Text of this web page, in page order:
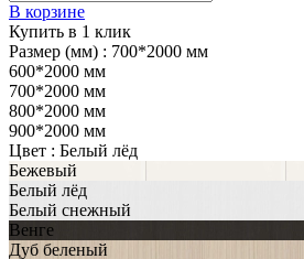
В корзине
Купить в 1 клик
Размер (мм) : 700*2000 мм
600*2000 мм
700*2000 мм
800*2000 мм
900*2000 мм
Цвет : Белый лёд
Бежевый
Белый лёд
Белый снежный
Венге
Дуб беленый